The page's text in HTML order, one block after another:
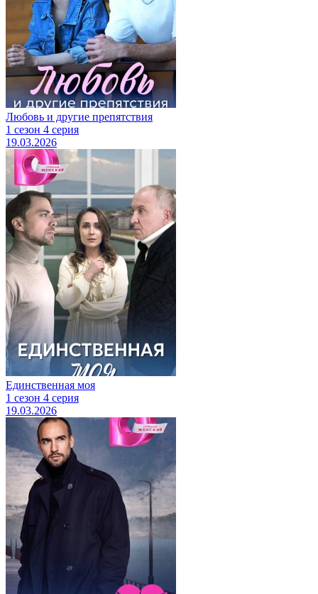
Любовь и другие препятствия
1 сезон 4 серия
19.03.2026
Единственная моя
1 сезон 4 серия
19.03.2026